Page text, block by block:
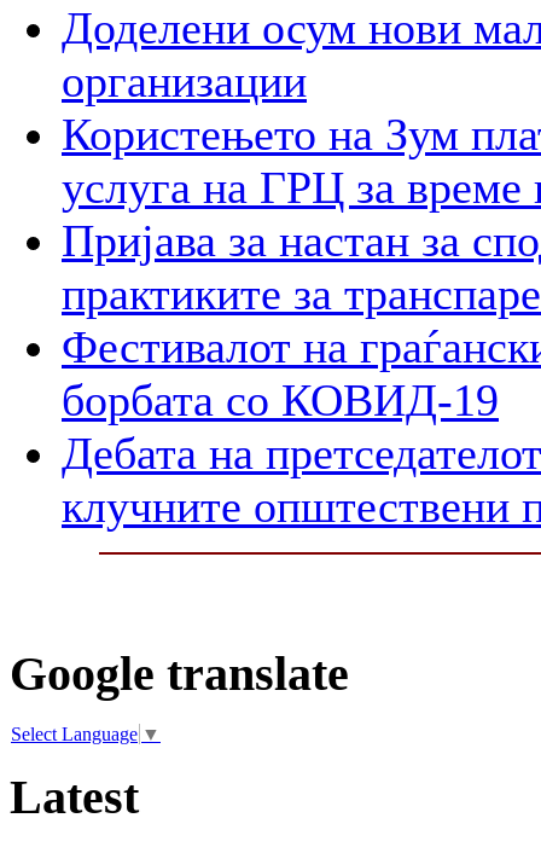
Доделени осум нови
организации
Користењето на Зум
услуга на ГРЦ за време
Пријава за настан за
практиките за
Фестивалот на
борбата со КОВИД-19
Дебата на
клучните општествени
Google translate
Select Language ▼
Latest